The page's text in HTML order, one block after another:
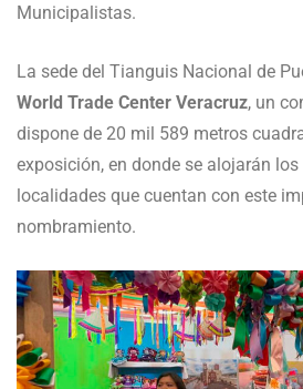
Municipalistas.
La sede del Tianguis Nacional de
World Trade Center Veracruz, un
dispone de 20 mil 589 metros
exposición, en donde se alojarán
localidades que cuentan con este
nombramiento.